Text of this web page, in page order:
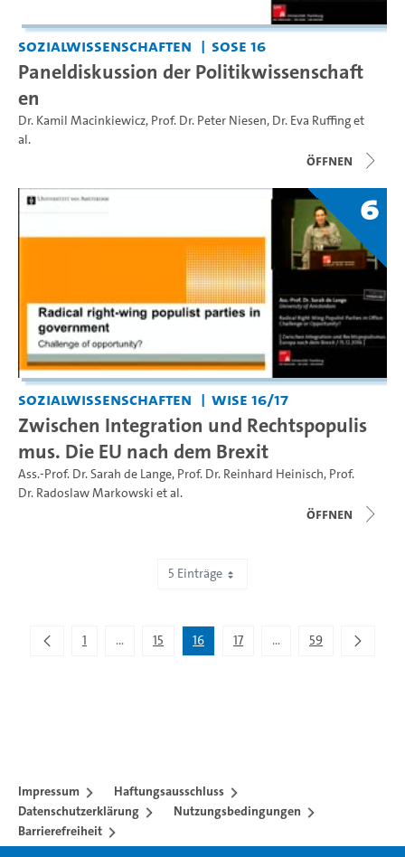
Sozialwissenschaften SoSe 16
Paneldiskussion der Politikwissenschaft
en
Dr. Kamil Macinkiewicz, Prof. Dr. Peter Niesen, Dr. Eva Ruffinget
al.
Öffnen
6
Sozialwissenschaften WiSe 16/17
Zwischen Integration und Rechtspopulis
mus. Die EU nach dem Brexit
Ass.-Prof. Dr. Sarah de Lange, Prof. Dr. Reinhard Heinisch, Prof.
Dr. Radoslaw Markowski et al.
Öffnen
5 Einträge
1 ...Zwischenseiten Navigieren mit TAB-Taste.
15 16 17 ...Zwischenseiten
59
Impressum
Haftungsausschluss
Datenschutzerklärung
Nutzungsbedingungen
Barrierefreiheit